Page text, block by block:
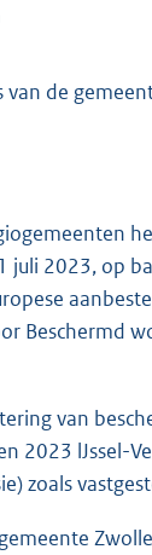
de
2023, op
Beschermd
van
2023 lJssel-
zoals